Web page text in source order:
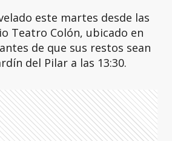
este martes desde las
Teatro Colón, ubicado en
de que sus restos sean
del Pilar a las 13:30.